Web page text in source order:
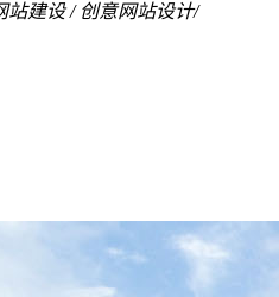
站建设/ 创意网站设计/